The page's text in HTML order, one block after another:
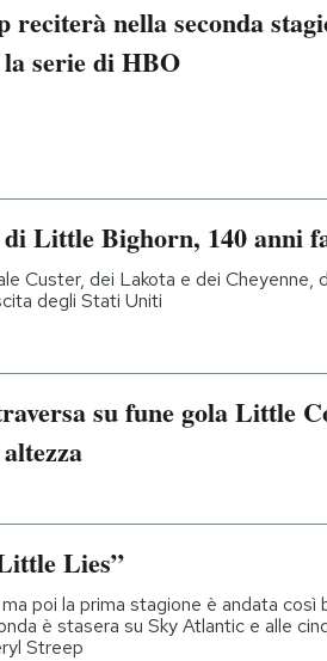
reciterà nella seconda
serie di HBO
Little Bighorn, 140 anni
Custer, dei Lakota e dei Cheyenne,
degli Stati Uniti
su fune gola Little
Lies”
poi la prima stagione è andata così
è stasera su Sky Atlantic e alle
Streep